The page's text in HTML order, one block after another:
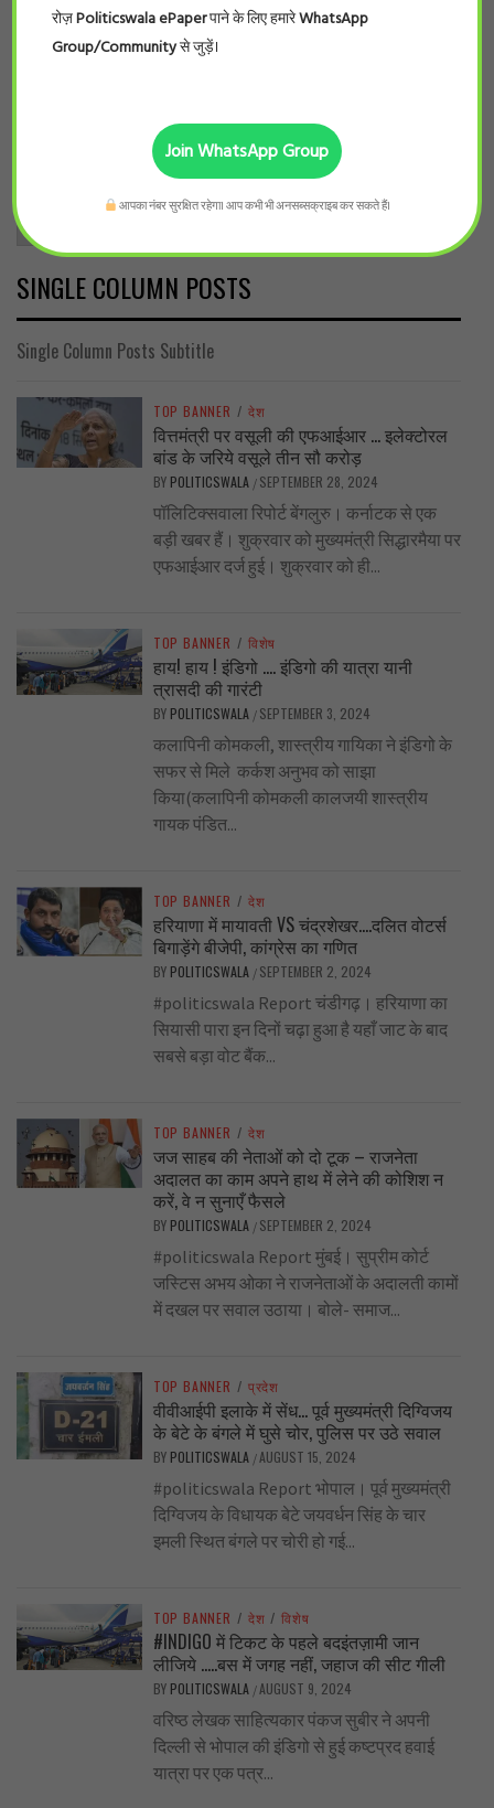
Archives
SINGLE COLUMN POSTS
Single Column Posts Subtitle
TOP BANNER / देश
वित्तमंत्री पर वसूली की एफआईआर … इलेक्टोरल
बांड के जरिये वसूले तीन सौ करोड़
BY POLITICSWALA / SEPTEMBER 28, 2024
पॉलिटिक्सवाला रिपोर्ट बेंगलुरु। कर्नाटक से एक
बड़ी खबर हैं। शुक्रवार को मुख्यमंत्री सिद्धारमैया पर
एफआईआर दर्ज हुई। शुक्रवार को ही...
TOP BANNER / विशेष
हाय! हाय ! इंडिगो …. इंडिगो की यात्रा यानी
त्रासदी की गारंटी
BY POLITICSWALA / SEPTEMBER 3, 2024
कलापिनी कोमकली, शास्त्रीय गायिका ने इंडिगो के
सफर से मिले कर्कश अनुभव को साझा
किया(कलापिनी कोमकली कालजयी शास्त्रीय
गायक पंडित...
TOP BANNER / देश
हरियाणा में मायावती VS चंद्रशेखर….दलित वोटर्स
बिगाड़ेंगे बीजेपी, कांग्रेस का गणित
BY POLITICSWALA / SEPTEMBER 2, 2024
#politicswala Report चंडीगढ़। हरियाणा का
सियासी पारा इन दिनों चढ़ा हुआ है यहाँ जाट के बाद
सबसे बड़ा वोट बैंक...
TOP BANNER / देश
जज साहब की नेताओं को दो टूक – राजनेता
अदालत का काम अपने हाथ में लेने की कोशिश न
करें, वे न सुनाएँ फैसले
BY POLITICSWALA / SEPTEMBER 2, 2024
#politicswala Report मुंबई। सुप्रीम कोर्ट
जस्टिस अभय ओका ने राजनेताओं के अदालती कामों
में दखल पर सवाल उठाया। बोले- समाज...
TOP BANNER / प्रदेश
वीवीआईपी इलाके में सेंध… पूर्व मुख्यमंत्री दिग्विजय
के बेटे के बंगले में घुसे चोर, पुलिस पर उठे सवाल
BY POLITICSWALA /AUGUST 15, 2024
#politicswala Report भोपाल। पूर्व मुख्यमंत्री
दिग्विजय के विधायक बेटे जयवर्धन सिंह के चार
इमली स्थित बंगले पर चोरी हो गई...
TOP BANNER / देश / विशेष
#INDIGO में टिकट के पहले बदइंतज़ामी जान
लीजिये …..बस में जगह नहीं, जहाज की सीट गीली
BY POLITICSWALA /AUGUST 9, 2024
वरिष्ठ लेखक साहित्यकार पंकज सुबीर ने अपनी
दिल्ली से भोपाल की इंडिगो से हुई कष्टप्रद हवाई
यात्रा पर एक पत्र...
रोज़Politicswala ePaperपाने के लिए हमारेWhatsApp
Group/Communityसे जुड़ें।
Join WhatsApp Group
आपका नंबर सुरक्षित रहेगा। आप कभी भी अनसब्सक्राइब कर सकते हैं।